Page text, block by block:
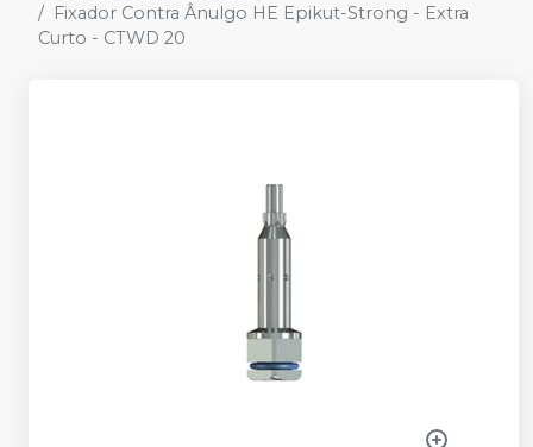
Fixador Contra Ânulgo HE Epikut-Strong - Extra
Curto - CTWD 20